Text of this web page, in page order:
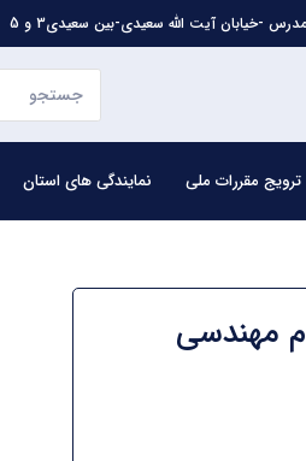
-خیابان آیت الله سعیدی-بین سعیدی3 و 5
ترویج مقررات ملی نمایندگی های استان
مهندسی